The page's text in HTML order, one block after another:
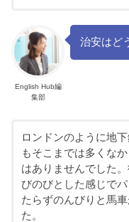
English Hub編
集部
治安はど
ロンドンのように地
もそこまでは多くな
はありませんでした
びのびとした感じで
たらずのんびりと馬
た。